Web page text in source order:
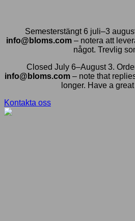
Semesterstängt 6 juli–3
info@bloms.com– notera att
något. Trevlig
Closed July 6–August 3.
info@bloms.com– note that
longer. Have a
Kontakta oss